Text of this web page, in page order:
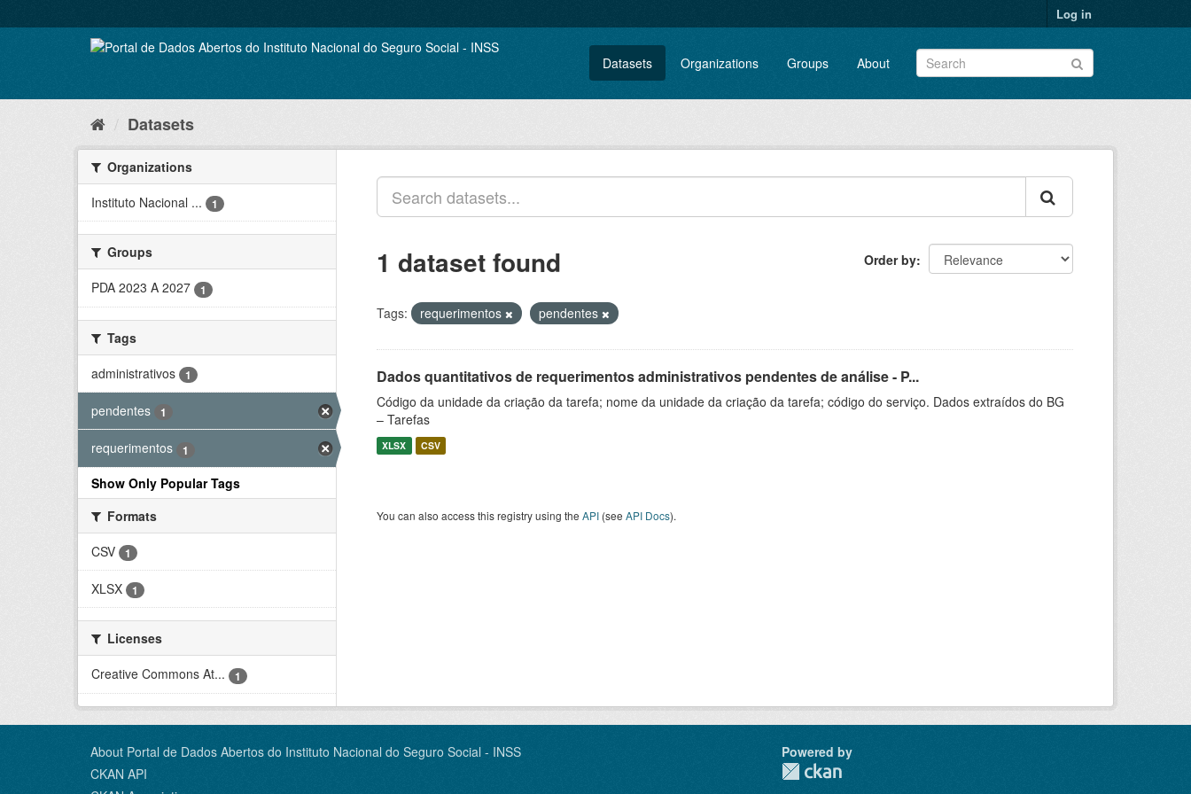
to
Log in
Datasets Organizations Groups About
Datasets
Organizations
Instituto Nacional ...
1
Groups
PDA 2023 A 2027
1
Tags
administrativos
1
pendentes 1
requerimentos 1
Show Only Popular Tags
Formats
CSV
1
XLSX 1
Licenses
Creative Commons At...
1
Order by
1 dataset found
Tags: requerimentos pendentes
Dados quantitativos de requerimentos administrativos pendentes de análise - P...
Código da unidade da criação da tarefa; nome da unidade da criação da tarefa; código do serviço. Dados extraídos do BG
– Tarefas
XLSX CSV
You can also access this registry using the API (see API Docs).
About Portal de Dados Abertos do Instituto Nacional do Seguro Social - INSS
CKAN API
Powered by